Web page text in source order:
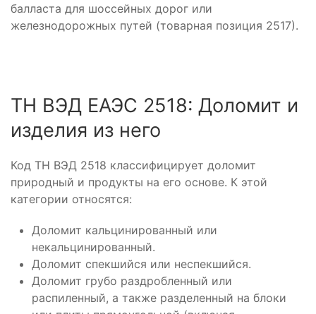
балласта для шоссейных дорог или
железнодорожных путей (товарная позиция 2517).
ТН ВЭД ЕАЭС 2518: Доломит и
изделия из него
Код ТН ВЭД 2518 классифицирует доломит
природный и продукты на его основе. К этой
категории относятся:
Доломит кальцинированный или
некальцинированный.
Доломит спекшийся или неспекшийся.
Доломит грубо раздробленный или
распиленный, а также разделенный на блоки